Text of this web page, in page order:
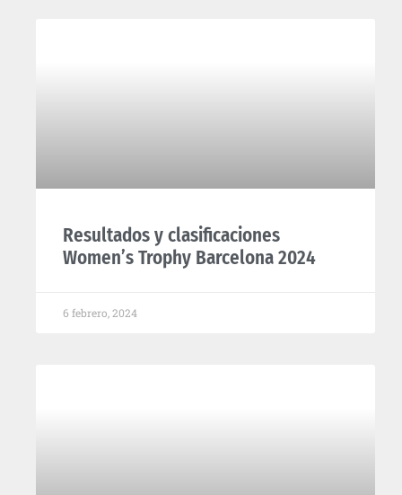
Resultados y clasificaciones
Women’s Trophy Barcelona 2024
6 febrero, 2024